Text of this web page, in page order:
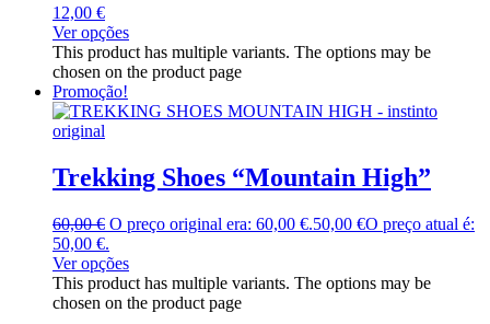
12,00 €
Ver opções
This product has multiple variants. The options may be
chosen on the product page
Promoção!
Trekking Shoes “Mountain High”
60,00€ O preço original era: 60,00 €.50,00 €O preço atual é:
50,00 €.
Ver opções
This product has multiple variants. The options may be
chosen on the product page